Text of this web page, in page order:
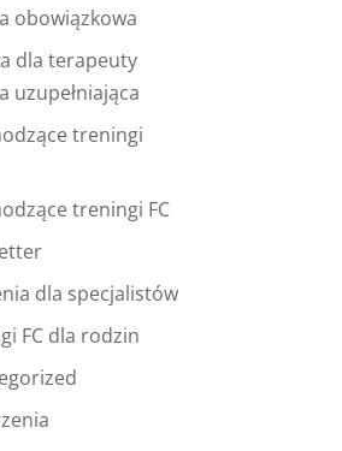
obowiązkowa
dla terapeuty
uzupełniająca
treningi
treningi FC
dla specjalistów
FC dla rodzin